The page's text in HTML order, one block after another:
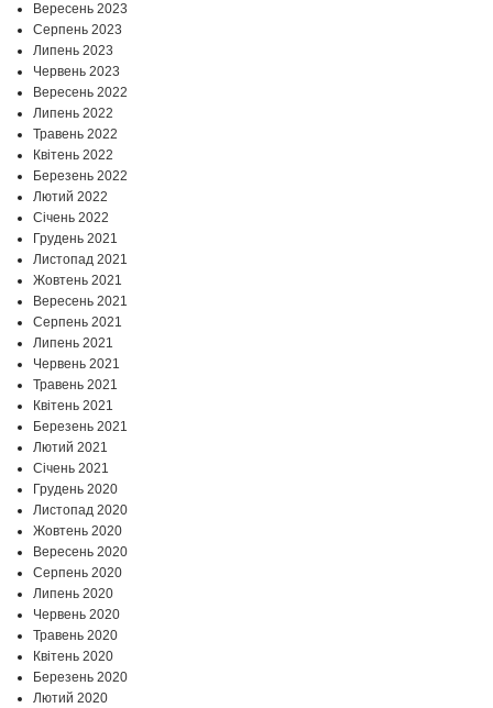
Вересень 2023
Серпень 2023
Липень 2023
Червень 2023
Вересень 2022
Липень 2022
Травень 2022
Квітень 2022
Березень 2022
Лютий 2022
Січень 2022
Грудень 2021
Листопад 2021
Жовтень 2021
Вересень 2021
Серпень 2021
Липень 2021
Червень 2021
Травень 2021
Квітень 2021
Березень 2021
Лютий 2021
Січень 2021
Грудень 2020
Листопад 2020
Жовтень 2020
Вересень 2020
Серпень 2020
Липень 2020
Червень 2020
Травень 2020
Квітень 2020
Березень 2020
Лютий 2020